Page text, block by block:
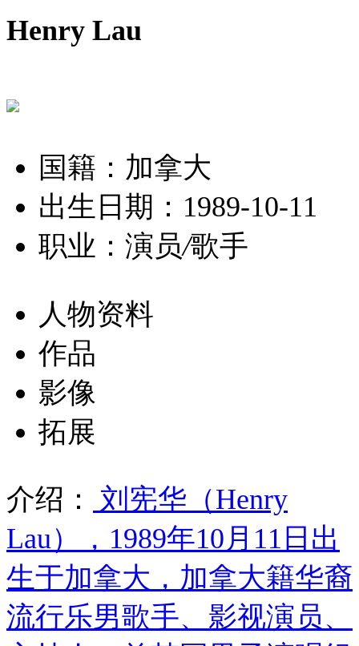
Henry Lau
国籍：加拿大
出生日期：1989-10-11
职业：演员/歌手
人物资料
作品
影像
拓展
介绍：
刘宪华（Henry
Lau），1989年10月11日出
生于加拿大，加拿大籍华裔
流行乐男歌手、影视演员、